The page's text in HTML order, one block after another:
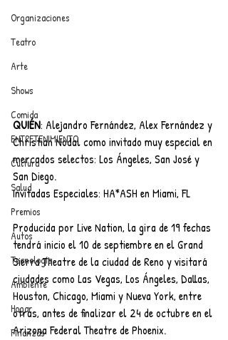
ANUNCIATE CON NOSOTROS
PARA MÁS INFORMACIÓN:
dinamicaseltrendytop@gmail.com
Organizaciones
Teatro
Arte
Shows
Comida
ENTRETENIMIENTO
Cultura
Salud
Premios
Autos
Tecnología
Ambiente
Hogar
Finanzas
QUIÉN: Alejandro Fernández, Alex Fernández y
Christian Nodal como invitado muy especial en
mercados selectos: Los Ángeles, San José y
San Diego.
Invitadas Especiales: HA*ASH en Miami, FL
Producida por Live Nation, la gira de 19 fechas
tendrá inicio el 10 de septiembre en el Grand
Sierra Theatre de la ciudad de Reno y visitará
ciudades como Las Vegas, Los Ángeles, Dallas,
Houston, Chicago, Miami y Nueva York, entre
otras, antes de finalizar el 24 de octubre en el
Arizona Federal Theatre de Phoenix.